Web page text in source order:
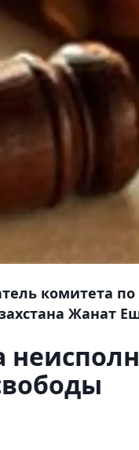
комитета
Жанат